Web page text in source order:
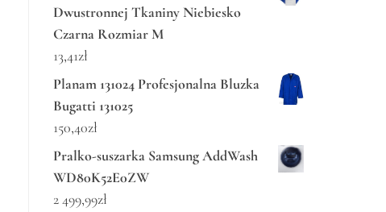
Dwustronnej Tkaniny Niebiesko
Czarna Rozmiar M
13,41zł
Planam 131024 Profesjonalna Bluzka
Bugatti 131025
150,40zł
Pralko-suszarka Samsung AddWash
WD80K52E0ZW
2 499,99zł